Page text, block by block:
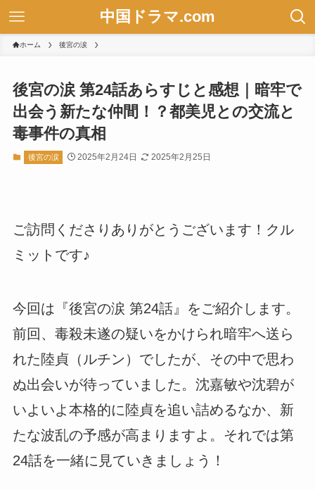
中国ドラマ.com
ホーム 後宮の涙
後宮の涙 第24話あらすじと感想｜暗牢で
出会う新たな仲間！？都美児との交流と
毒事件の真相
後宮の涙 2025年2月24日 2025年2月25日
ご訪問くださりありがとうございます！クル
ミットです♪
今回は『後宮の涙 第24話』をご紹介します。
前回、毒殺未遂の疑いをかけられ暗牢へ送ら
れた陸貞（ルチン）でしたが、その中で思わ
ぬ出会いが待っていました。沈嘉敏や沈碧が
いよいよ本格的に陸貞を追い詰めるなか、新
たな波乱の予感が高まりますよ。それでは第
24話を一緒に見ていきましょう！